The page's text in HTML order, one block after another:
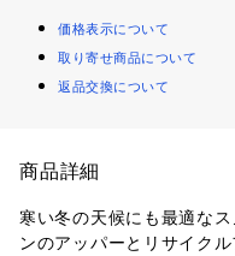
価格表示について
取り寄せ商品について
返品交換について
商品詳細
寒い冬の天候にも最適な
ンのアッパーとリサイク